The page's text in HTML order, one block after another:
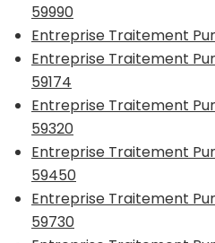
59990
Entreprise Traitement
Entreprise Traitement
59174
Entreprise Traitement
59320
Entreprise Traitement
59450
Entreprise Traitement
59730